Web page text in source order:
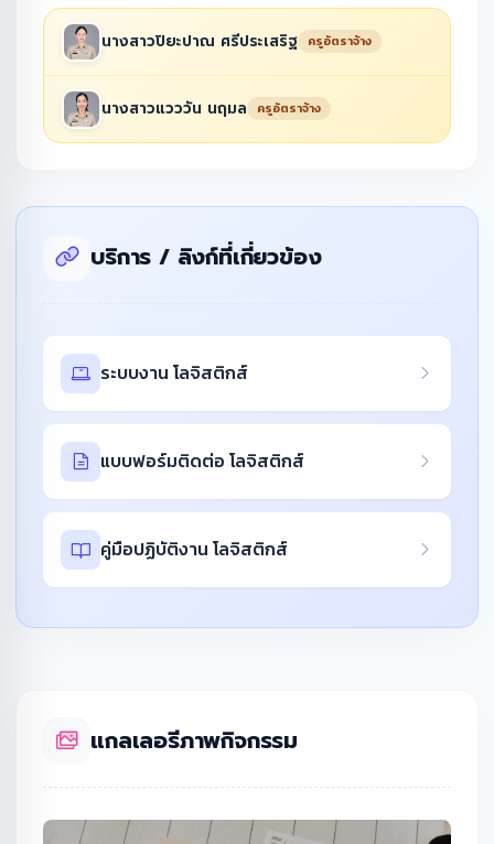
นางสาวปิยะปาณ ศรีประเสริฐ ครูอัตราจ้าง
นางสาวแวววัน นฤมล ครูอัตราจ้าง
บริการ / ลิงก์ที่เกี่ยวข้อง
ระบบงาน โลจิสติกส์
แบบฟอร์มติดต่อ โลจิสติกส์
คู่มือปฏิบัติงาน โลจิสติกส์
แกลเลอรีภาพกิจกรรม